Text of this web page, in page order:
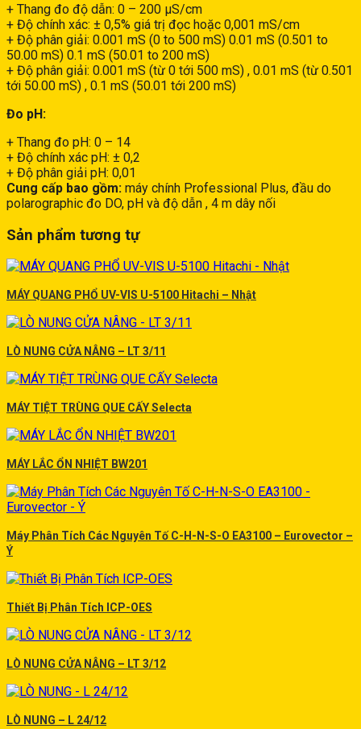
+ Thang đo độ dẫn: 0 – 200 μS/cm
+ Độ chính xác: ± 0,5% giá trị đọc hoặc 0,001 mS/cm
+ Độ phân giải: 0.001 mS (0 to 500 mS) 0.01 mS (0.501 to
50.00 mS) 0.1 mS (50.01 to 200 mS)
+ Độ phân giải: 0.001 mS (từ 0 tới 500 mS) , 0.01 mS (từ 0.501
tới 50.00 mS) , 0.1 mS (50.01 tới 200 mS)
Đo pH:
+ Thang đo pH: 0 – 14
+ Độ chính xác pH: ± 0,2
+ Độ phân giải pH: 0,01
Cung cấp bao gồm: máy chính Professional Plus, đầu do
polarographic đo DO, pH và độ dẫn , 4 m dây nối
Sản phẩm tương tự
MÁY QUANG PHỔ UV-VIS U-5100 Hitachi – Nhật
LÒ NUNG CỬA NÂNG – LT 3/11
MÁY TIỆT TRÙNG QUE CẤY Selecta
MÁY LẮC ỔN NHIỆT BW201
Máy Phân Tích Các Nguyên Tố C-H-N-S-O EA3100 – Eurovector –
Ý
Thiết Bị Phân Tích ICP-OES
LÒ NUNG CỬA NÂNG – LT 3/12
LÒ NUNG – L 24/12